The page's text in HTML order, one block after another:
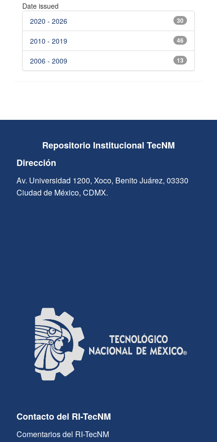
Date issued
30
2020 - 2026
46
2010 - 2019
13
2006 - 2009
Repositorio Institucional TecNM
Dirección
Av. Universidad 1200, Xoco, Benito Juárez, 03330
Ciudad de México, CDMX.
Contacto del RI-TecNM
Comentarios del RI-TecNM